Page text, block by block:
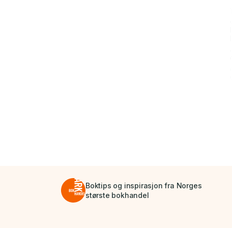
Boktips og inspirasjon fra Norges
største bokhandel